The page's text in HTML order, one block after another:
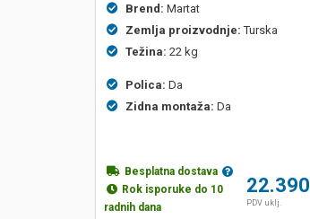
Brend: Martat
Zemlja proizvodnje: Turska
Težina: 22 kg
Polica: Da
Zidna montaža: Da
Besplatna dostava
Rok isporuke do 10
radnih dana
22.390
PDV uklj.